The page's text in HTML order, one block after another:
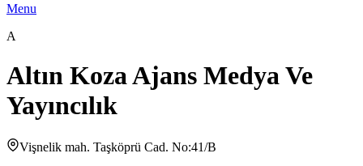
Menu
A
Altın Koza Ajans Medya Ve
Yayıncılık
Vişnelik mah. Taşköprü Cad. No:41/B